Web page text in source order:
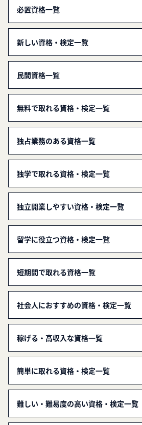
必置資格一覧
新しい資格・検定一覧
民間資格一覧
無料で取れる資格・検定一覧
独占業務のある資格一覧
独学で取れる資格・検定一覧
独立開業しやすい資格・検定一覧
留学に役立つ資格・検定一覧
短期間で取れる資格一覧
社会人におすすめの資格・検定一覧
稼げる・高収入な資格一覧
簡単に取れる資格・検定一覧
難しい・難易度の高い資格・検定一覧